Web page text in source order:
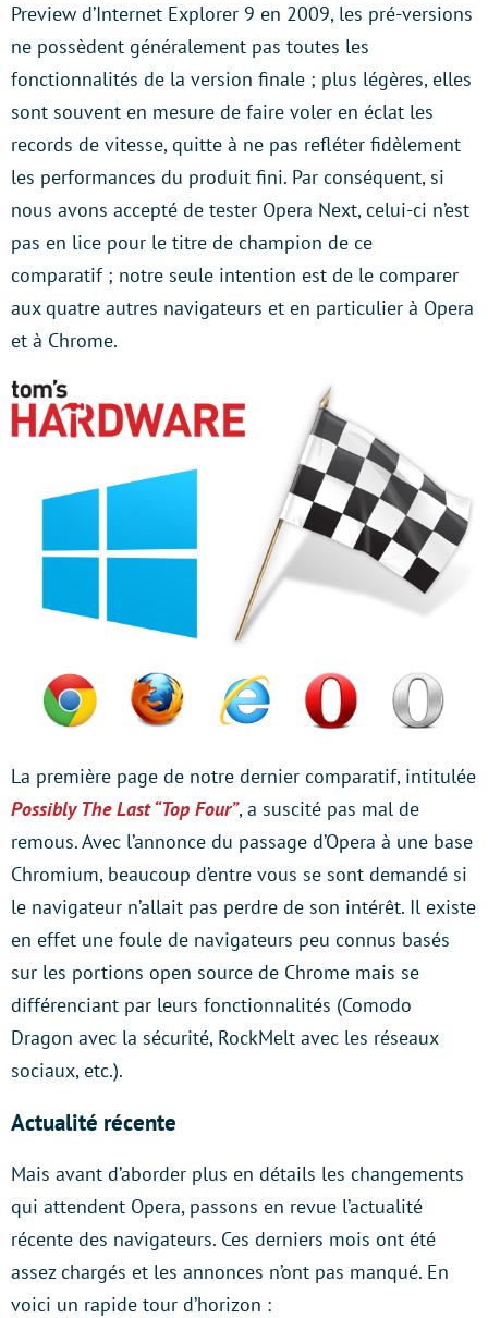
Preview d’Internet Explorer 9 en 2009, les pré-versions
ne possèdent généralement pas toutes les
fonctionnalités de la version finale ; plus légères, elles
sont souvent en mesure de faire voler en éclat les
records de vitesse, quitte à ne pas refléter fidèlement
les performances du produit fini. Par conséquent, si
nous avons accepté de tester Opera Next, celui-ci n’est
pas en lice pour le titre de champion de ce
comparatif ; notre seule intention est de le comparer
aux quatre autres navigateurs et en particulier à Opera
et à Chrome.
La première page de notre dernier comparatif, intitulée
Possibly The Last “Top Four”, a suscité pas mal de
remous. Avec l’annonce du passage d’Opera à une base
Chromium, beaucoup d’entre vous se sont demandé si
le navigateur n’allait pas perdre de son intérêt. Il existe
en effet une foule de navigateurs peu connus basés
sur les portions open source de Chrome mais se
différenciant par leurs fonctionnalités (Comodo
Dragon avec la sécurité, RockMelt avec les réseaux
sociaux, etc.).
Actualité récente
Mais avant d’aborder plus en détails les changements
qui attendent Opera, passons en revue l’actualité
récente des navigateurs. Ces derniers mois ont été
assez chargés et les annonces n’ont pas manqué. En
voici un rapide tour d’horizon :